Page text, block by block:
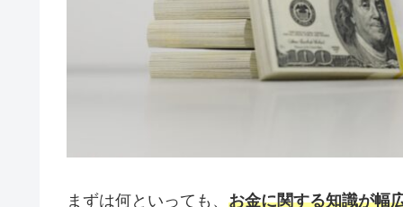
まずは何といっても、 お金に関する知識が幅